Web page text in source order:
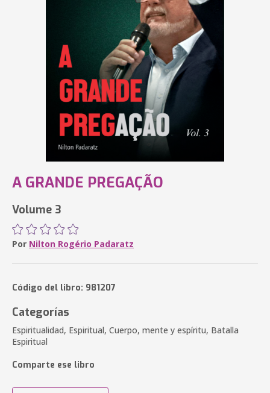
A GRANDE PREGAÇÃO
Volume 3
Por Nilton Rogério Padaratz
Código del libro: 981207
Categorías
Espiritualidad, Espiritual, Cuerpo, mente y espíritu, Batalla
Espiritual
Comparte ese libro